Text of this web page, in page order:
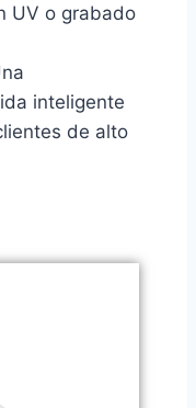
UV o grabado
inteligente
de alto